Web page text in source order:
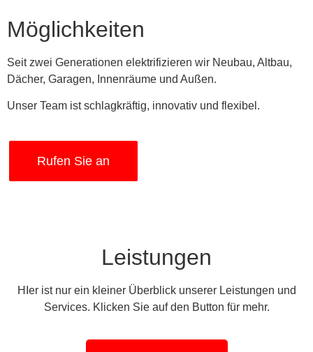
Möglichkeiten
Seit zwei Generationen elektrifizieren wir Neubau, Altbau,
Dächer, Garagen, Innenräume und Außen.
Unser Team ist schlagkräftig, innovativ und flexibel.
Rufen Sie an
Leistungen
HIer ist nur ein kleiner Überblick unserer Leistungen und
Services. Klicken Sie auf den Button für mehr.